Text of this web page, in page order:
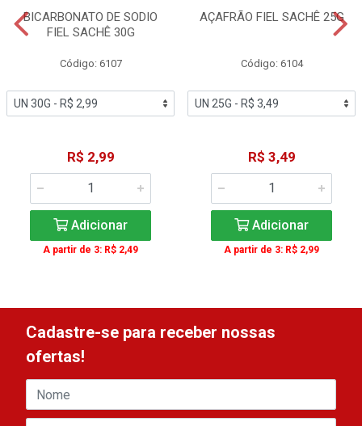
BICARBONATO DE SODIO
FIEL SACHÊ 30G
Código: 6107
R$ 2,99
Adicionar
A partir de 3: R$ 2,49
AÇAFRÃO FIEL SACHÊ 25G
Código: 6104
R$ 3,49
Adicionar
A partir de 3: R$ 2,99
Cadastre-se para receber nossas
ofertas!